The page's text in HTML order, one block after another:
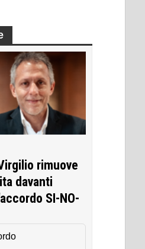
rimuove
davanti
SI-NO-